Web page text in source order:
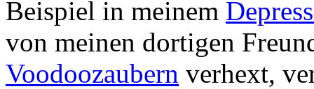
Beispiel in meinem
von meinen dortigen
Voodoozaubern verhext,